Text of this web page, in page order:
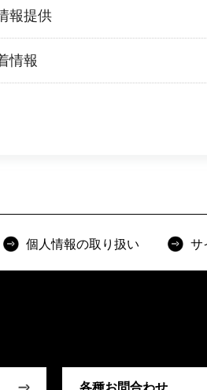
報提供
情報
個人情報の取り扱い サ